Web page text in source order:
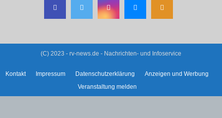
(C) 2023 - rv-news.de - Nachrichten- und Infoservice
Kontakt Impressum Datenschutzerklärung
Anzeigen und Werbung
Veranstaltung melden